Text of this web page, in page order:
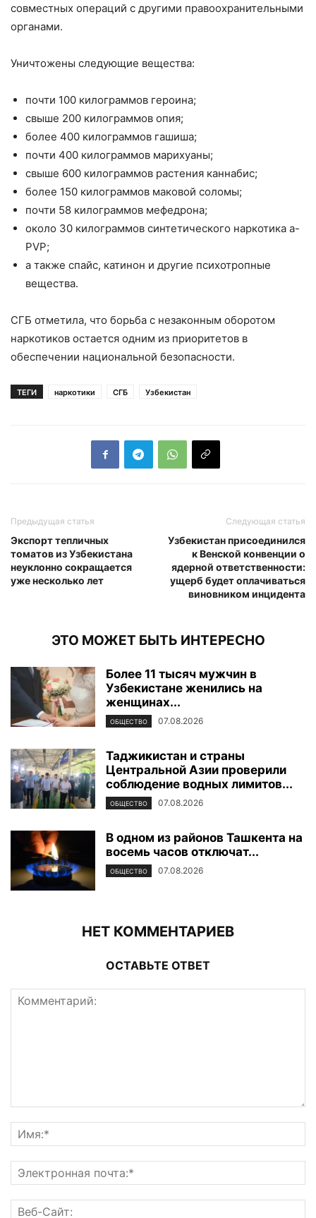
совместных операций с другими правоохранительными
органами.
Уничтожены следующие вещества:
почти 100 килограммов героина;
свыше 200 килограммов опия;
более 400 килограммов гашиша;
почти 400 килограммов марихуаны;
свыше 600 килограммов растения каннабис;
более 150 килограммов маковой соломы;
почти 58 килограммов мефедрона;
около 30 килограммов синтетического наркотика a-
PVP;
а также спайс, катинон и другие психотропные
вещества.
СГБ отметила, что борьба с незаконным оборотом
наркотиков остается одним из приоритетов в
обеспечении национальной безопасности.
ТЕГИ наркотики СГБ Узбекистан
Предыдущая статья
Экспорт тепличных
томатов из Узбекистана
неуклонно сокращается
уже несколько лет
Следующая статья
Узбекистан присоединился
к Венской конвенции о
ядерной ответственности:
ущерб будет оплачиваться
виновником инцидента
ЭТО МОЖЕТ БЫТЬ ИНТЕРЕСНО
Более 11 тысяч мужчин в
Узбекистане женились на
женщинах...
ОБЩЕСТВО 07.08.2026
Таджикистан и страны
Центральной Азии проверили
соблюдение водных лимитов...
ОБЩЕСТВО 07.08.2026
В одном из районов Ташкента на
восемь часов отключат...
ОБЩЕСТВО 07.08.2026
НЕТ КОММЕНТАРИЕВ
ОСТАВЬТЕ ОТВЕТ